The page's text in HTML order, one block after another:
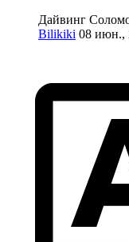
Дайвинг
Bilikiki 08 июн.,